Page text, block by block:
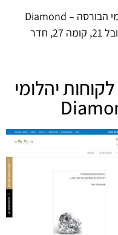
ניתן לפנות לשירות הלקוחות של יהלומי הבורסה – Diamond
Bourse באמצעות הדואר בכתובת: תובל 21, קומה 27, חדר
יהלומי